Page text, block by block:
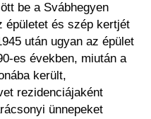
be a Svábhegyen
épületet és szép kertjét
után ugyan az épület
es években, miután a
került,
rezidenciájaként
ünnepeket